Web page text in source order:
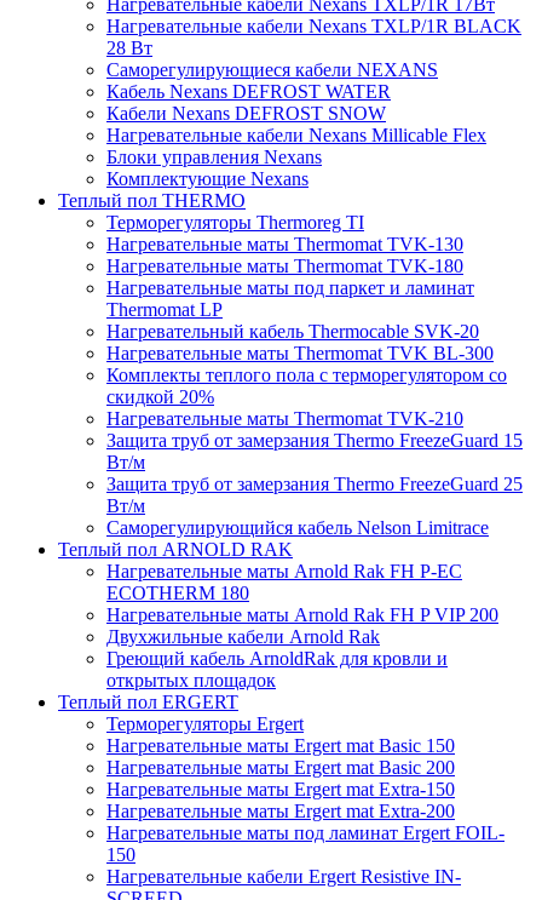
Нагревательные кабели Nexans TXLP/1R 17Вт
Нагревательные кабели Nexans TXLP/1R BLACK
28 Вт
Саморегулирующиеся кабели NEXANS
Кабель Nexans DEFROST WATER
Кабели Nexans DEFROST SNOW
Нагревательные кабели Nexans Millicable Flex
Блоки управления Nexans
Комплектующие Nexans
Теплый пол THERMO
Терморегуляторы Thermoreg TI
Нагревательные маты Thermomat TVK-130
Нагревательные маты Thermomat TVK-180
Нагревательные маты под паркет и ламинат
Thermomat LP
Нагревательный кабель Thermocable SVK-20
Нагревательные маты Thermomat TVK BL-300
Комплекты теплого пола с терморегулятором со
скидкой 20%
Нагревательные маты Thermomat TVK-210
Защита труб от замерзания Thermo FreezeGuard 15
Вт/м
Защита труб от замерзания Thermo FreezeGuard 25
Вт/м
Саморегулирующийся кабель Nelson Limitrace
Теплый пол ARNOLD RAK
Нагревательные маты Arnold Rak FH P-EC
ECOTHERM 180
Нагревательные маты Arnold Rak FH P VIP 200
Двухжильные кабели Arnold Rak
Греющий кабель ArnoldRak для кровли и
открытых площадок
Теплый пол ERGERT
Терморегуляторы Ergert
Нагревательные маты Ergert mat Basic 150
Нагревательные маты Ergert mat Basic 200
Нагревательные маты Ergert mat Extra-150
Нагревательные маты Ergert mat Extra-200
Нагревательные маты под ламинат Ergert FOIL-
150
Нагревательные кабели Ergert Resistive IN-